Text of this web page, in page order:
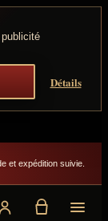
Détails
et expédition suivie.